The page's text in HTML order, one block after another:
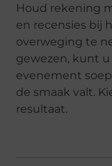
Houd rekening
en recensies bij
overweging te
gewezen, kunt
evenement
de smaak valt.
resultaat.